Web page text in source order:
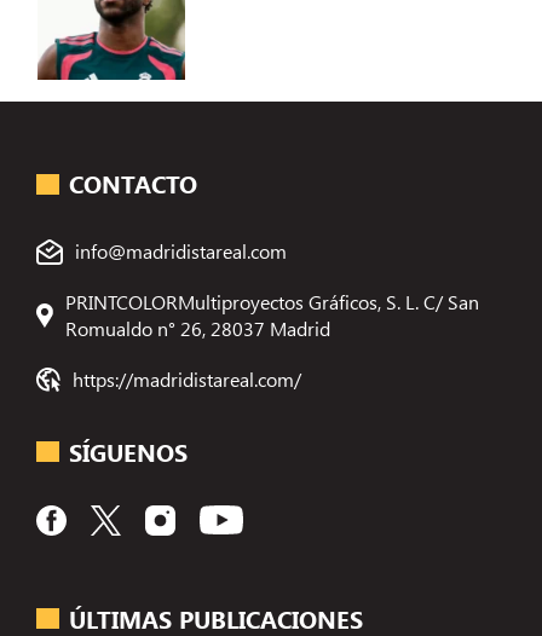
ÚLTIMAS PUBLICACIONES
CONTACTO
info@madridistareal.com
PRINTCOLORMultiproyectos Gráficos, S. L. C/ San
Romualdo n° 26, 28037 Madrid
https://madridistareal.com/
SÍGUENOS